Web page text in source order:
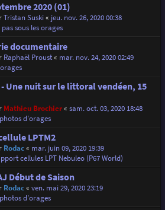
2020 (01)
Tristan Suski« jeu. nov. 26, 2020 00:38
sous les orages
documentaire
Raphaël Proust« mar. nov. 24, 2020 02:49
Une nuit sur le littoral vendéen, 15
Mathieu Brochier« sam. oct. 03, 2020 18:48
d'orages
LPTM2
Rodac« mar. juin 09, 2020 19:39
cellules LPT Nebuleo (P67 World)
Début de Saison
Rodac« ven. mai 29, 2020 23:19
d'orages